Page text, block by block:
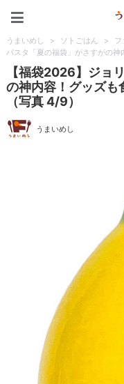
うまいめし > ソトごはん > フ
パスタ「夏の福袋」がさすがの
【福袋2026】ジョ
の神内容！グッズも
（写真 4/9）
うまいめし